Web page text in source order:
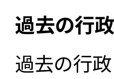
過去の行
過去の行